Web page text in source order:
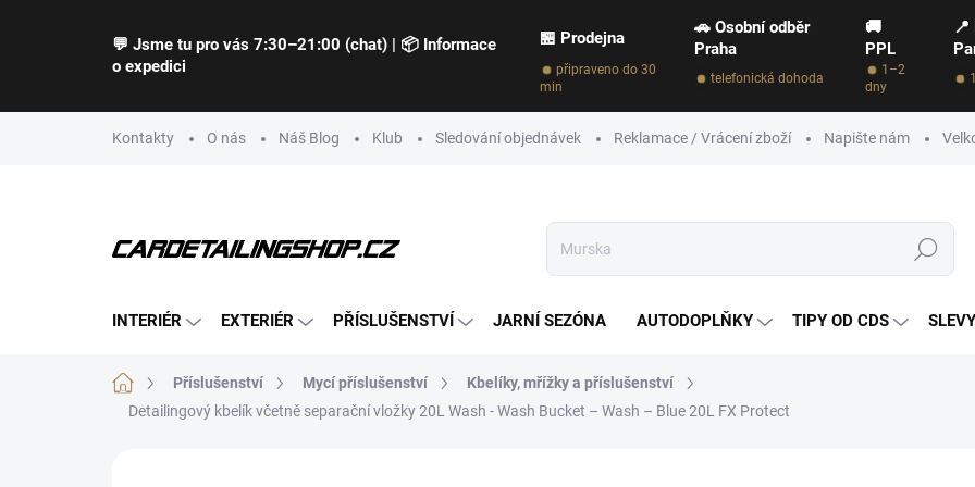
💬 Jsme tu pro vás 7:30–21:00 (chat) | 📦 Informace
o expedici
🏪 Prodejna
🚗 Osobní odběr
Praha
🚚
PPL
📍
připraveno do 30
min
telefonická dohoda
1–2
dny
Kontakty O nás Náš Blog Klub Sledování objednávek Reklamace / Vrácení zboží Napište nám
Hledat
INTERIÉR EXTERIÉR PŘÍSLUŠENSTVÍ JARNÍ SEZÓNA AUTODOPLŇKY TIPY OD CDS
Domů Příslušenství Mycí příslušenství
Kbelíky, mřížky a příslušenství
Detailingový kbelík včetně separační vložky 20L Wash - Wash Bucket – Wash – Blue 20L FX Protect